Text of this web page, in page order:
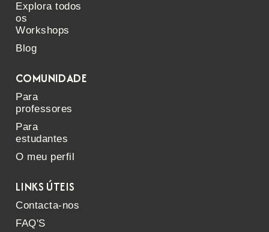
Explora todos
os
Workshops
Blog
COMUNIDADE
Para
professores
Para
estudantes
O meu perfil
LINKS ÚTEIS
Contacta-nos
FAQ'S